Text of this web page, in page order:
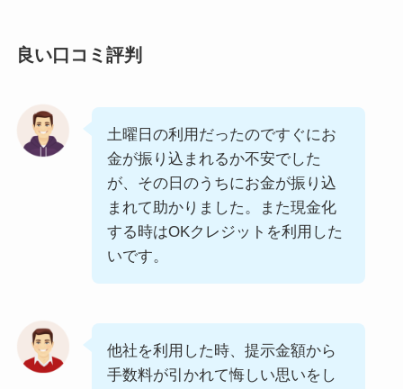
良い口コミ評判
土曜日の利用だったのですぐにお
金が振り込まれるか不安でした
が、その日のうちにお金が振り込
まれて助かりました。また現金化
する時はOKクレジットを利用した
いです。
他社を利用した時、提示金額から
手数料が引かれて悔しい思いをし